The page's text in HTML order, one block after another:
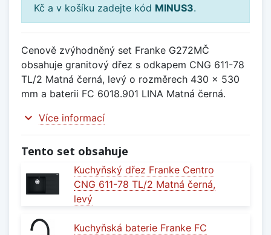
Kč a v košíku zadejte kód MINUS3.
Cenově zvýhodněný set Franke G272MČ
obsahuje granitový dřez s odkapem CNG 611-78
TL/2 Matná černá, levý o rozměrech 430 x 530
mm a baterii FC 6018.901 LINA Matná černá.
expand_more Více informací
Tento set obsahuje
Kuchyňský dřez Franke Centro
CNG 611-78 TL/2 Matná černá,
levý
Kuchyňská baterie Franke FC